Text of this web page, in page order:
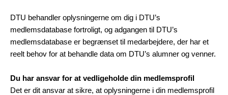
DTU behandler oplysningerne om dig i DTU’s
medlemsdatabase fortroligt, og adgangen til DTU’s
medlemsdatabase er begrænset til medarbejdere, der har et
reelt behov for at behandle data om DTU’s alumner og venner.
Du har ansvar for at vedligeholde din medlemsprofil
Det er dit ansvar at sikre, at oplysningerne i din medlemsprofil